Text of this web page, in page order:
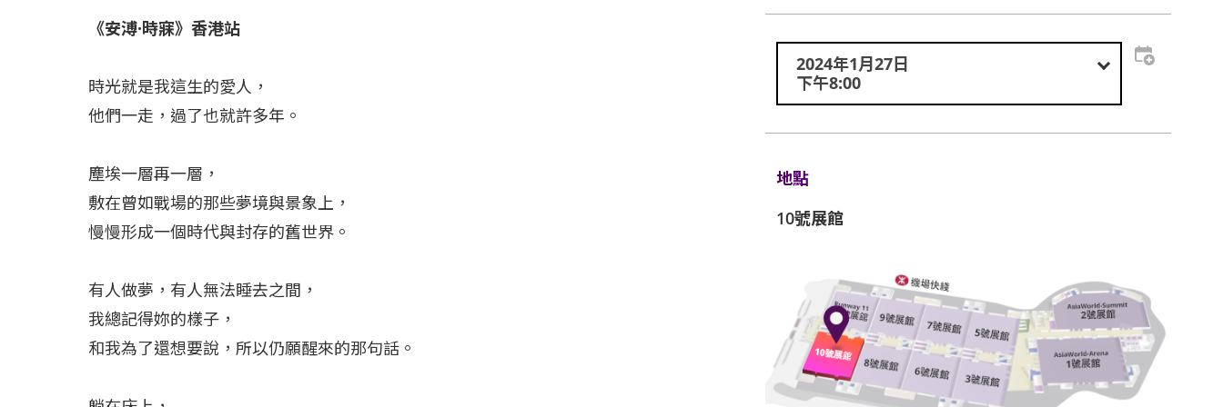
《安溥·時寐》香港站
時光就是我這生的愛人，
他們一走，過了也就許多年。
塵埃一層再一層，
敷在曾如戰場的那些夢境與景象上，
慢慢形成一個時代與封存的舊世界。
有人做夢，有人無法睡去之間，
我總記得妳的樣子，
和我為了還想要說，所以仍願醒來的那句話。
2024年1月27日
下午8:00
地點
10號展館